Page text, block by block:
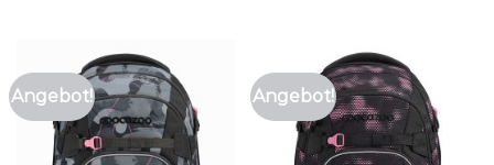
Angebot! Angebot!